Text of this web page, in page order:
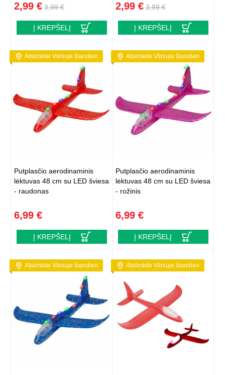
2,99 € 3,99 €
Į KREPŠELĮ
2,99 € 3,99 €
Į KREPŠELĮ
Atsiimkite Vilniuje šiandien
Putplasčio aerodinaminis
lėktuvas 48 cm su LED šviesa
- raudonas
6,99 €
Į KREPŠELĮ
Atsiimkite Vilniuje šiandien
Putplasčio aerodinaminis
lėktuvas 48 cm su LED šviesa
- rožinis
6,99 €
Į KREPŠELĮ
Atsiimkite Vilniuje šiandien Atsiimkite Vilniuje šiandien